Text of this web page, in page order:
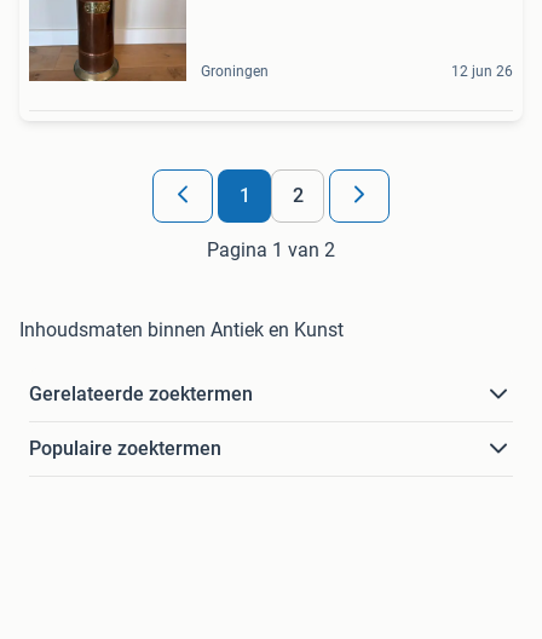
Groningen 12 jun 26
1 2
Pagina 1 van 2
Inhoudsmaten binnen Antiek en Kunst
Gerelateerde zoektermen
Populaire zoektermen